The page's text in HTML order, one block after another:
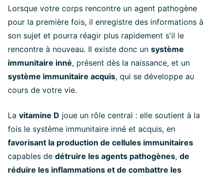
Lorsque votre corps rencontre un agent pathogène
pour la première fois, il enregistre des informations à
son sujet et pourra réagir plus rapidement s'il le
rencontre à nouveau. Il existe donc un système
immunitaire inné, présent dès la naissance, et un
système immunitaire acquis, qui se développe au
cours de votre vie.
La vitamine D joue un rôle central : elle soutient à la
fois le système immunitaire inné et acquis, en
favorisant la production de cellules immunitaires
capables de détruire les agents pathogènes, de
réduire les inflammations et de combattre les